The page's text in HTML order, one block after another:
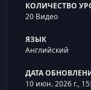
КОЛИЧЕСТВО
20 Видео
ЯЗЫК
Английский
ДАТА
10 июн. 2026 г.,